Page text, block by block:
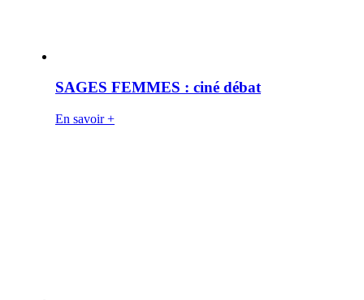
SAGES FEMMES : ciné débat
En savoir +